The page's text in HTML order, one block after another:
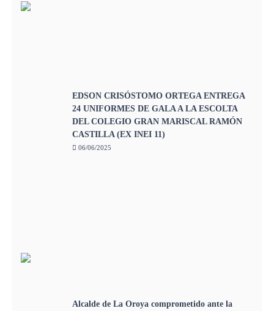
EDSON CRISÓSTOMO ORTEGA ENTREGA
24 UNIFORMES DE GALA A LA ESCOLTA
DEL COLEGIO GRAN MARISCAL RAMÓN
CASTILLA (EX INEI 11)
06/06/2025
Alcalde de La Oroya comprometido ante la